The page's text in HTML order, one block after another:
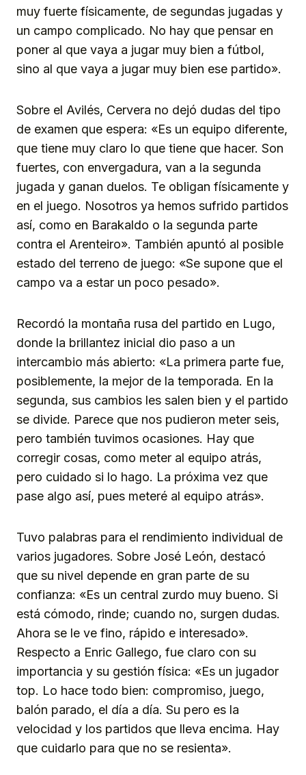
muy fuerte físicamente, de segundas jugadas y
un campo complicado. No hay que pensar en
poner al que vaya a jugar muy bien a fútbol,
sino al que vaya a jugar muy bien ese partido».
Sobre el Avilés, Cervera no dejó dudas del tipo
de examen que espera: «Es un equipo diferente,
que tiene muy claro lo que tiene que hacer. Son
fuertes, con envergadura, van a la segunda
jugada y ganan duelos. Te obligan físicamente y
en el juego. Nosotros ya hemos sufrido partidos
así, como en Barakaldo o la segunda parte
contra el Arenteiro». También apuntó al posible
estado del terreno de juego: «Se supone que el
campo va a estar un poco pesado».
Recordó la montaña rusa del partido en Lugo,
donde la brillantez inicial dio paso a un
intercambio más abierto: «La primera parte fue,
posiblemente, la mejor de la temporada. En la
segunda, sus cambios les salen bien y el partido
se divide. Parece que nos pudieron meter seis,
pero también tuvimos ocasiones. Hay que
corregir cosas, como meter al equipo atrás,
pero cuidado si lo hago. La próxima vez que
pase algo así, pues meteré al equipo atrás».
Tuvo palabras para el rendimiento individual de
varios jugadores. Sobre José León, destacó
que su nivel depende en gran parte de su
confianza: «Es un central zurdo muy bueno. Si
está cómodo, rinde; cuando no, surgen dudas.
Ahora se le ve fino, rápido e interesado».
Respecto a Enric Gallego, fue claro con su
importancia y su gestión física: «Es un jugador
top. Lo hace todo bien: compromiso, juego,
balón parado, el día a día. Su pero es la
velocidad y los partidos que lleva encima. Hay
que cuidarlo para que no se resienta».